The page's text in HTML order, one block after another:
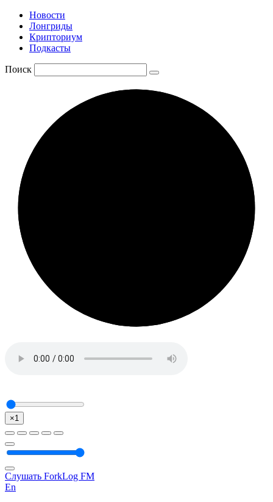
Новости
Лонгриды
Крипториум
Подкасты
Поиск
×1
Слушать ForkLog FM
En